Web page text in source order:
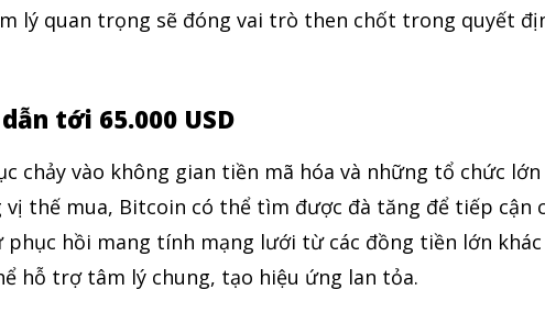
lý quan trọng sẽ đóng vai trò then chốt trong quyết
tới 65.000 USD
chảy vào không gian tiền mã hóa và những tổ chức lớn
thế mua, Bitcoin có thể tìm được đà tăng để tiếp cận
phục hồi mang tính mạng lưới từ các đồng tiền lớn khác
hỗ trợ tâm lý chung, tạo hiệu ứng lan tỏa.